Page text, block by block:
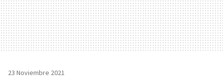
23 Noviembre 2021